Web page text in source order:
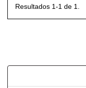
Resultados 1-1 de 1.